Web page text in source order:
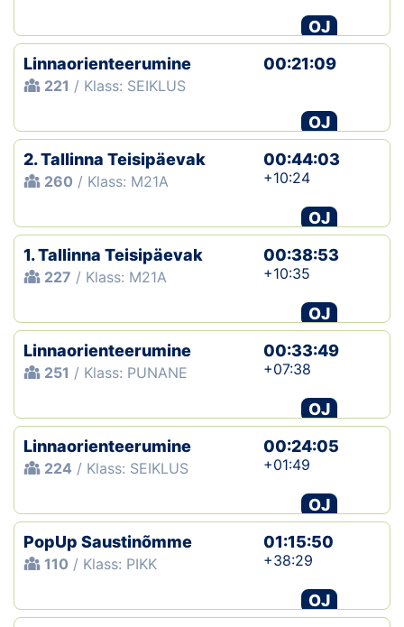
OJ
Linnaorienteerumine
221 / Klass: SEIKLUS
00:21:09
OJ
2. Tallinna Teisipäevak
260 / Klass: M21A
00:44:03
+10:24
OJ
1. Tallinna Teisipäevak
227 / Klass: M21A
00:38:53
+10:35
OJ
Linnaorienteerumine
251 / Klass: PUNANE
00:33:49
+07:38
OJ
Linnaorienteerumine
224 / Klass: SEIKLUS
00:24:05
+01:49
OJ
PopUp Saustinõmme
110 / Klass: PIKK
01:15:50
+38:29
OJ